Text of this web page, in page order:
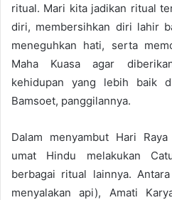
ritual. Mari kita jadikan ritual
diri, membersihkan diri lahir
meneguhkan hati, serta
Maha Kuasa agar
kehidupan yang lebih baik
Bamsoet, panggilannya.
Dalam menyambut Hari
umat Hindu melakukan
berbagai ritual lainnya.
menyalakan api), Amati